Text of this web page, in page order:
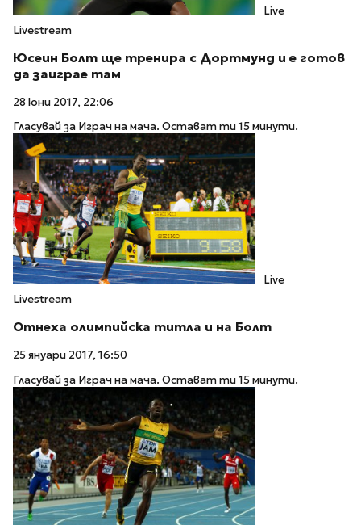
Live
Livestream
Юсеин Болт ще тренира с Дортмунд и е готов
да заиграе там
28 юни 2017, 22:06
Гласувай за Играч на мача. Остават ти 15 минути.
Live
Livestream
Отнеха олимпийска титла и на Болт
25 януари 2017, 16:50
Гласувай за Играч на мача. Остават ти 15 минути.